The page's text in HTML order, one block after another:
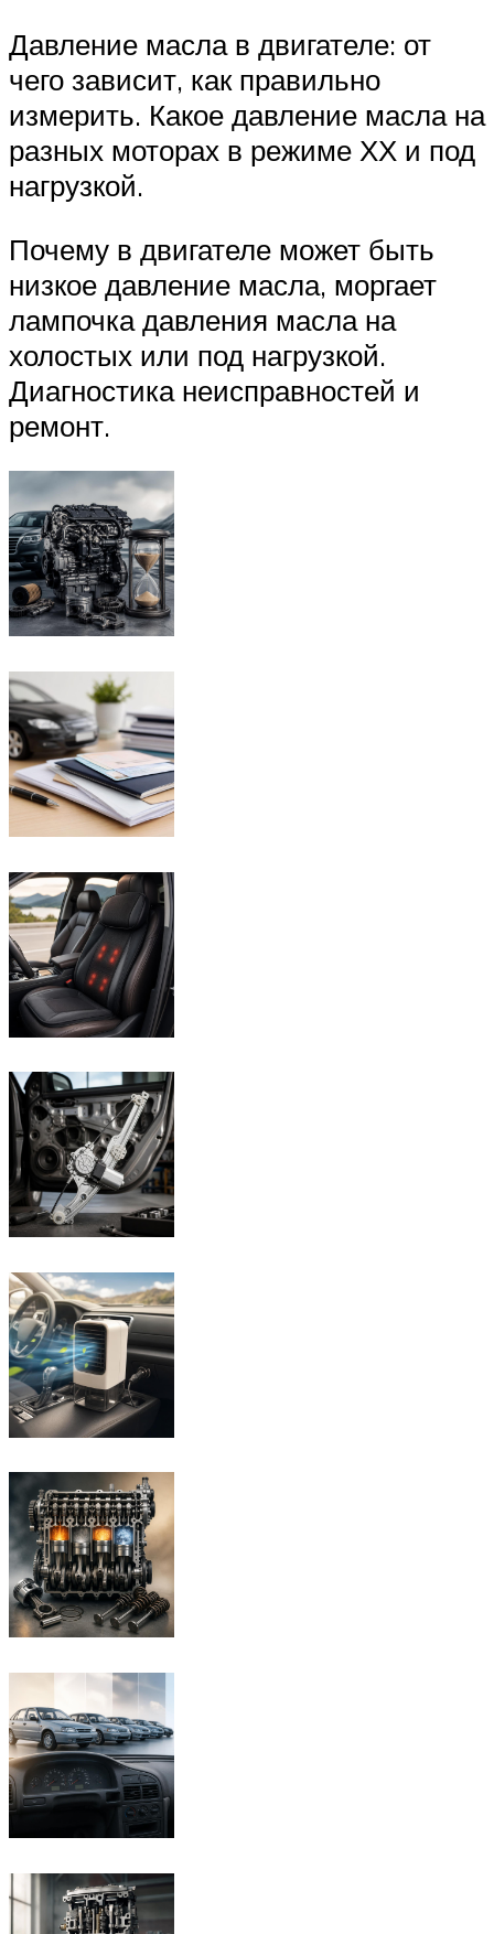
Давление масла в двигателе: от
чего зависит, как правильно
измерить. Какое давление масла на
разных моторах в режиме ХХ и под
нагрузкой.
Почему в двигателе может быть
низкое давление масла, моргает
лампочка давления масла на
холостых или под нагрузкой.
Диагностика неисправностей и
ремонт.